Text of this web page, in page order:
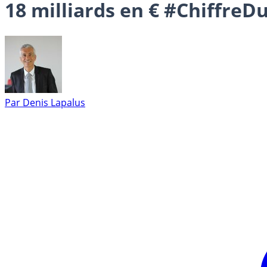
18 milliards en €
Par Denis Lapalus